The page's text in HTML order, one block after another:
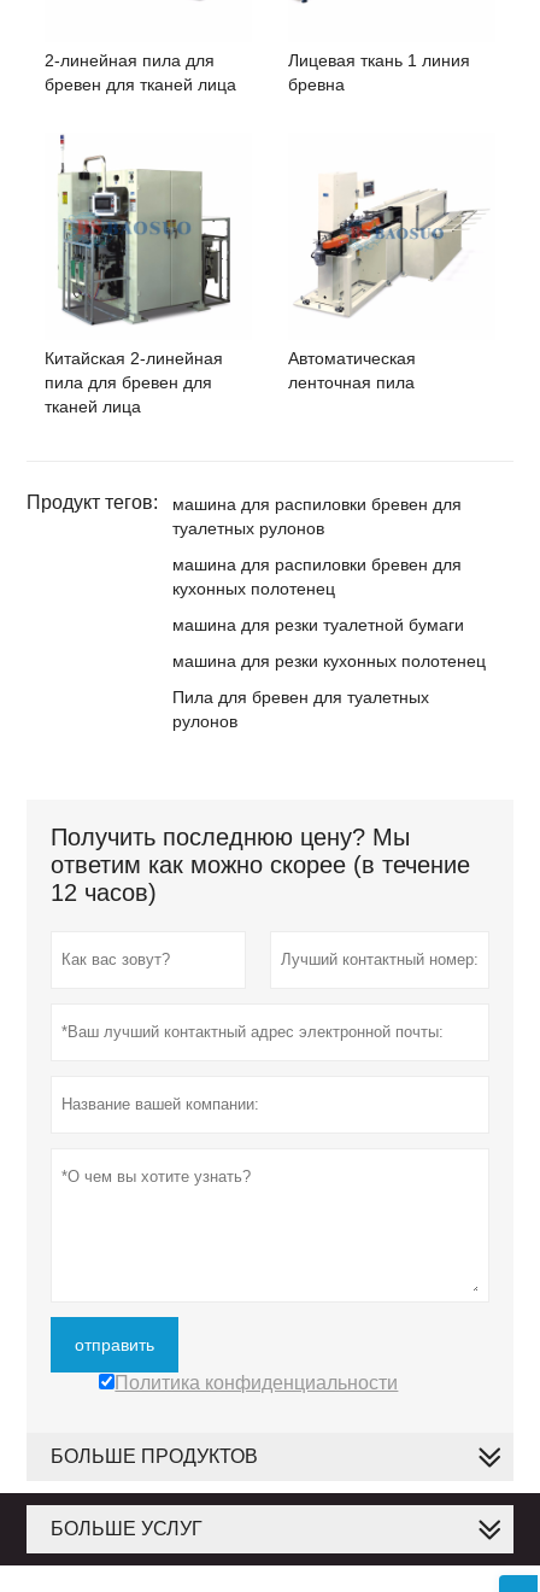
2-линейная пила для
бревен для тканей лица
Лицевая ткань 1 линия
бревна
Китайская 2-линейная
пила для бревен для
тканей лица
Автоматическая
ленточная пила
Продукт тегов:
машина для распиловки бревен для
туалетных рулонов
машина для распиловки бревен для
кухонных полотенец
машина для резки туалетной бумаги
машина для резки кухонных полотенец
Пила для бревен для туалетных
рулонов
Получить последнюю цену? Мы
ответим как можно скорее (в течение
12 часов)
отправить
Политика конфиденциальности
БОЛЬШЕ ПРОДУКТОВ
БОЛЬШЕ УСЛУГ